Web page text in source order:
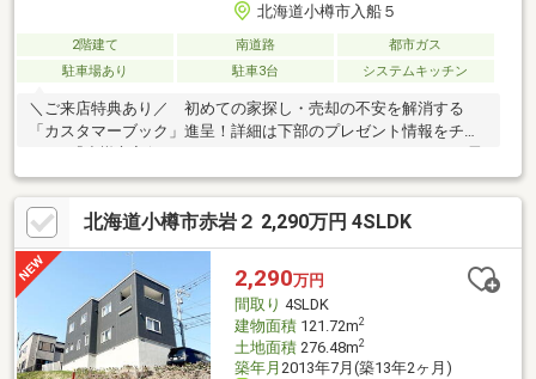
北海道小樽市入船５
2階建て 南道路
都市ガス
駐車場あり
駐車3台 システムキッチン
＼ご来店特典あり／ 初めての家探し・売却の不安を解消する
「カスタマーブック」進呈！詳細は下部のプレゼント情報をチェ
気を自家発電する「コレモ(COREMO)」を完備。■都市ガスを使っ
て電気を発電するため、冬もコスト削減■徒歩圏内や車ですぐの
距離に買い物施設が充実しています。■各居室のクローゼットの
他、大容量のウォークインクローゼットで収納スペースをしっか
り確保。■キッチンから洗面室、浴室への移動がスムーズな「家
事ラク動線」を採用。
北海道小樽市赤岩２ 2,290万円 4SLDK
2,290万円
間取り 4SLDK
建物面積121.72m2
土地面積276.48m2
築年月 2013年7月(築13年2ヶ月)